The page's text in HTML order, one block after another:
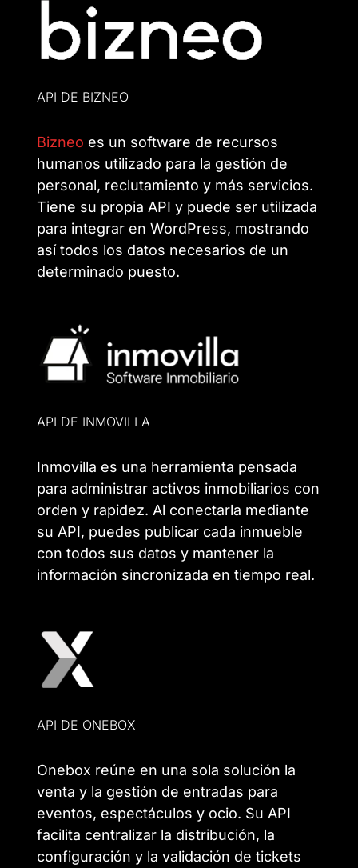
API DE BIZNEO
Bizneo es un software de recursos
humanos utilizado para la gestión de
personal, reclutamiento y más servicios.
Tiene su propia API y puede ser utilizada
para integrar en WordPress, mostrando
así todos los datos necesarios de un
determinado puesto.
API DE INMOVILLA
Inmovilla es una herramienta pensada
para administrar activos inmobiliarios con
orden y rapidez. Al conectarla mediante
su API, puedes publicar cada inmueble
con todos sus datos y mantener la
información sincronizada en tiempo real.
API DE ONEBOX
Onebox reúne en una sola solución la
venta y la gestión de entradas para
eventos, espectáculos y ocio. Su API
facilita centralizar la distribución, la
configuración y la validación de tickets